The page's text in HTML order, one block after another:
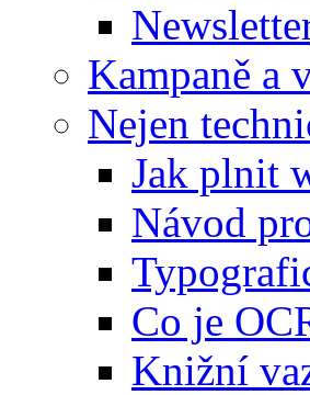
Kampaně a
Nejen
Jak plnit
Návod
Co je
Knižní